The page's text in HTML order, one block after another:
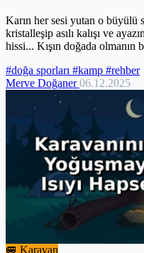
Karın her sesi yutan o büyülü
kristalleşip asılı kalışı ve
hissi... Kışın doğada
#doğa sporları #kamp #rehber
Merve Doğaner06.12.2025
🚐 Karavan